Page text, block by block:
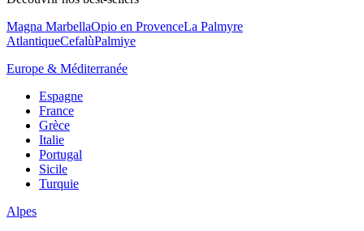
Magna MarbellaOpio en ProvenceLa Palmyre
AtlantiqueCefalùPalmiye
Europe & Méditerranée
Espagne
France
Grèce
Italie
Portugal
Sicile
Turquie
Alpes